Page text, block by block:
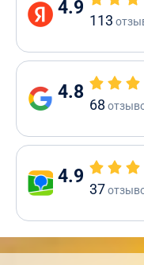
4.9
113
4.8
68
4.9
37